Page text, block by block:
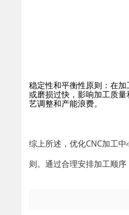
稳定性和平衡性原则：在
或磨损过快，影响加工质
艺调整和产能浪费。
综上所述，优化CNC加工
则。通过合理安排加工顺